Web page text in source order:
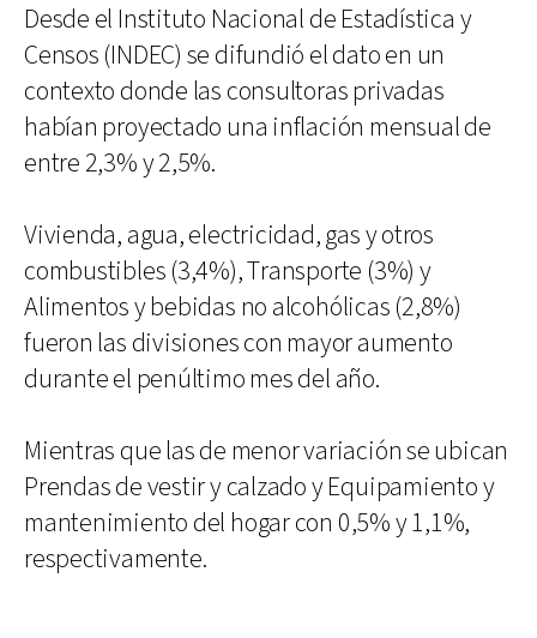
Desde el Instituto Nacional de Estadística y
Censos (INDEC) se difundió el dato en un
contexto donde las consultoras privadas
habían proyectado una inflación mensual de
entre 2,3% y 2,5%.
Vivienda, agua, electricidad, gas y otros
combustibles (3,4%), Transporte (3%) y
Alimentos y bebidas no alcohólicas (2,8%)
fueron las divisiones con mayor aumento
durante el penúltimo mes del año.
Mientras que las de menor variación se ubican
Prendas de vestir y calzado y Equipamiento y
mantenimiento del hogar con 0,5% y 1,1%,
respectivamente.